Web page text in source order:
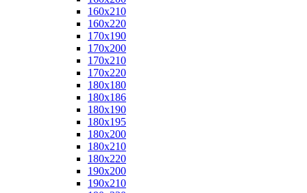
160x210
160x220
170x190
170x200
170x210
170x220
180x180
180x186
180x190
180x195
180x200
180x210
180x220
190x200
190x210